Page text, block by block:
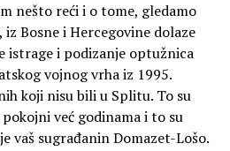
nešto reći i o tome, gledamo
iz Bosne i Hercegovine dolaze
istrage i podizanje optužnica
vojnog vrha iz 1995.
koji nisu bili u Splitu. To su
već godinama i to su
vaš sugrađanin Domazet-Lošo.